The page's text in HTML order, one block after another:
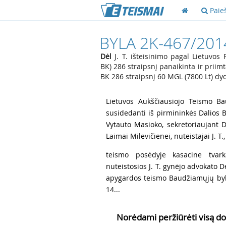
BYLA 2K-467/
Dėl J. T. išteisinimo pagal Lietuvos
BK) 286 straipsnį panaikinta ir
BK 286 straipsnį 60 MGL (7800 Lt)
Lietuvos Aukščiausiojo Teismo
susidedanti iš pirmininkės Dalios
Vytauto Masioko, sekretoriaujant
Laimai Milevičienei, nuteistajai J.
teismo posėdyje kasacine
nuteistosios J. T. gynėjo advokato
apygardos teismo Baudžiamųjų
14...
Norėdami peržiūrėti visą